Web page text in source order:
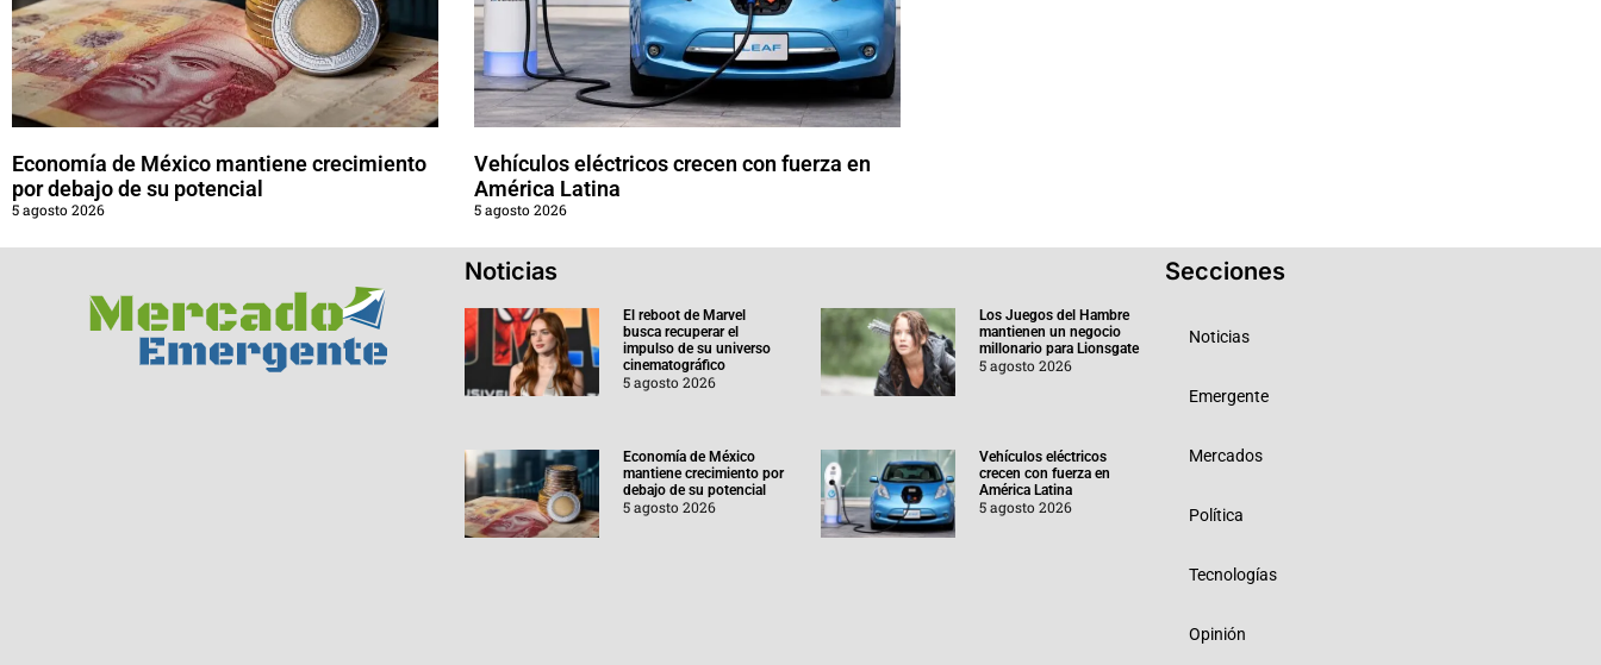
Economía de México mantiene crecimiento
por debajo de su potencial
5 agosto 2026
Vehículos eléctricos crecen con fuerza en
América Latina
5 agosto 2026
Noticias
El reboot de Marvel
busca recuperar el
impulso de su universo
cinematográfico
5 agosto 2026
Los Juegos del Hambre
mantienen un negocio
millonario para Lionsgate
5 agosto 2026
Economía de México
mantiene crecimiento por
debajo de su potencial
5 agosto 2026
Vehículos eléctricos
crecen con fuerza en
América Latina
5 agosto 2026
Secciones
Noticias
Emergente
Mercados
Política
Tecnologías
Opinión